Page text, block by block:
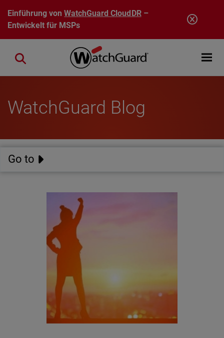
Direkt zum Inhalt
Einführung vonWatchGuard CloudDR–
Entwickelt für MSPs
Open
Close search
WatchGuard Blog
Go to